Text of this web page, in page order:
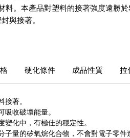
料。本產品對塑料的接著強度遠勝於
與接著。
硬化條件 成品性質 拉
著。
收破壞能量。
化中，有極佳的穩定性。
量的矽氧烷化合物，不會對電子零件